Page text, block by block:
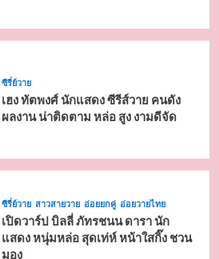
ซีรี่ย์วาย
เฮง ทัตพงศ์ นักแสดง ซีรีส์วาย คนดัง
ผลงาน น่าติดตาม หล่อ สูง งามดีจัด
ซีรี่ย์วาย สาวสายวาย อ่อยยกคู่ อ่อยวายไทย
เปิดวาร์ป บิลลี่ ภัทรชนน ดารา นัก
แสดง หนุ่มหล่อ สุดเท่ห์ หน้าใสกิ๊ง ชวน
มอง